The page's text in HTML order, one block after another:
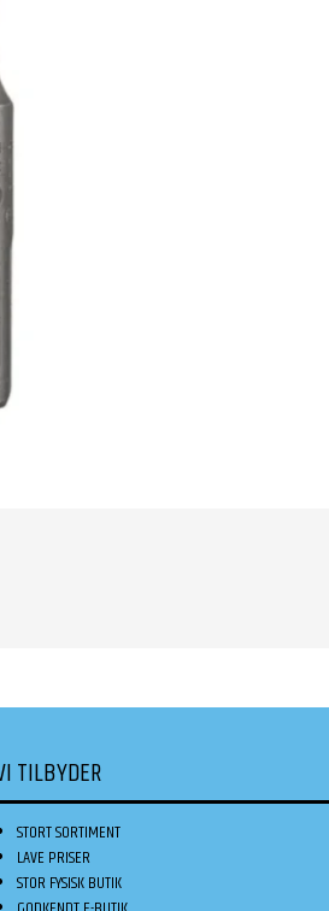
TILBYDER
STORT SORTIMENT
LAVE PRISER
STOR FYSISK BUTIK